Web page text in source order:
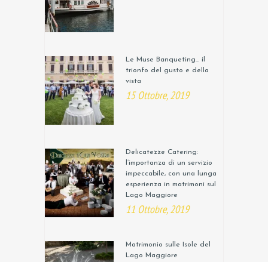
Le Muse Banqueting… il
trionfo del gusto e della
vista
15 Ottobre, 2019
Delicatezze Catering:
l’importanza di un servizio
impeccabile, con una lunga
esperienza in matrimoni sul
Lago Maggiore
11 Ottobre, 2019
Matrimonio sulle Isole del
Lago Maggiore